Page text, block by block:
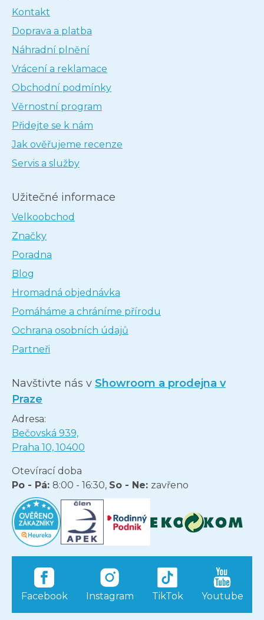
Kontakt
Doprava a platba
Náhradní plnění
Vrácení a reklamace
Obchodní podmínky
Věrnostní program
Přidejte se k nám
Jak ověřujeme recenze
Servis a služby
Užitečné informace
Velkoobchod
Značky
Poradna
Blog
Hromadná objednávka
Pomáháme a chráníme přírodu
Ochrana osobních údajů
Partneři
Navštivte nás v Showroom a prodejna v
Praze
Adresa:
Bečovská 939,
Praha 10, 10400
Otevírací doba
Po - Pá: 8:00 - 16:30, So - Ne: zavřeno
Facebook Instagram TikTok Youtube